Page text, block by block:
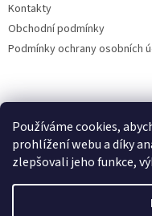
Používáme cookies,
prohlížení webu a díky
zlepšovali jeho funkce,
Kontakty
Obchodní podmínky
Podmínky ochrany osobních